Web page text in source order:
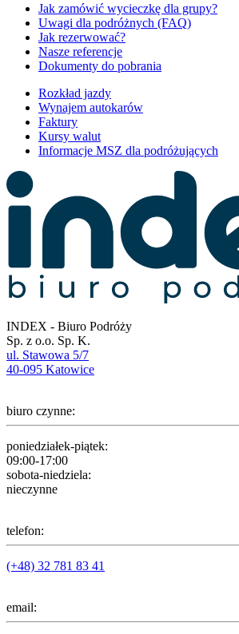
Jak zamówić wycieczkę dla grupy?
Uwagi dla podróżnych (FAQ)
Jak rezerwować?
Nasze referencje
Dokumenty do pobrania
Rozkład jazdy
Wynajem autokarów
Faktury
Kursy walut
Informacje MSZ dla podróżujących
INDEX - Biuro Podróży
Sp. z o.o. Sp. K.
ul. Stawowa 5/7
40-095 Katowice
biuro czynne:
poniedziałek-piątek:
09:00-17:00
sobota-niedziela:
nieczynne
telefon:
(+48) 32 781 83 41
email: